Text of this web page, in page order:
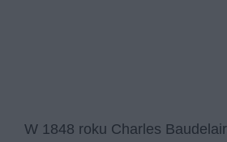
W 1848 roku Char­les